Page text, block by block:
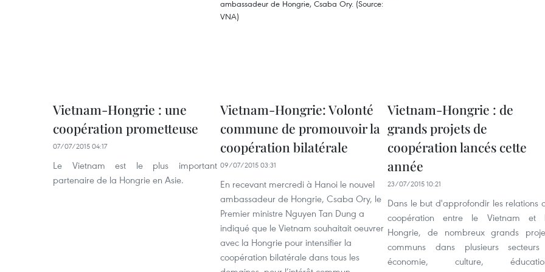
Vietnam-Hongrie : une
coopération prometteuse
07/07/2015 04:17
Le Vietnam est le plus important
partenaire de la Hongrie en Asie.
Vietnam-Hongrie: Volonté
commune de promouvoir la
coopération bilatérale
09/07/2015 03:31
En recevant mercredi à Hanoi le nouvel
ambassadeur de Hongrie, Csaba Ory, le
Premier ministre Nguyen Tan Dung a
indiqué que le Vietnam souhaitait oeuvrer
avec la Hongrie pour intensifier la
coopération bilatérale dans tous les
Vietnam-Hongrie : de
grands projets de
coopération lancés cette
année
23/07/2015 10:21
Dans le but d'approfondir les relations
coopération entre le Vietnam et
Hongrie, de nombreux grands
communs dans plusieurs
économie, culture,